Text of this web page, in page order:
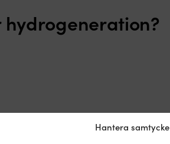
Hantera samtycke
hydrogeneration?